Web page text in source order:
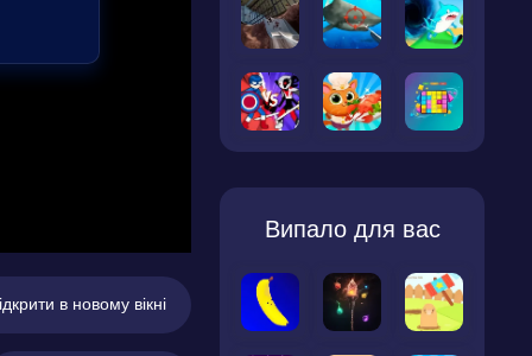
в новому вікні
Випало для вас